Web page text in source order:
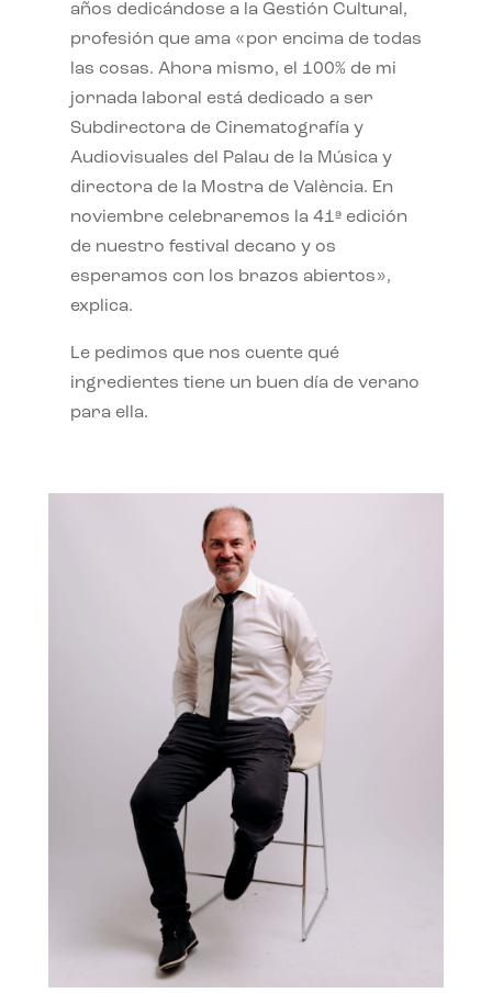
años dedicándose a la Gestión Cultural,
profesión que ama «por encima de todas
las cosas. Ahora mismo, el 100% de mi
jornada laboral está dedicado a ser
Subdirectora de Cinematografía y
Audiovisuales del Palau de la Música y
directora de la Mostra de València. En
noviembre celebraremos la 41ª edición
de nuestro festival decano y os
esperamos con los brazos abiertos»,
explica.
Le pedimos que nos cuente qué
ingredientes tiene un buen día de verano
para ella.